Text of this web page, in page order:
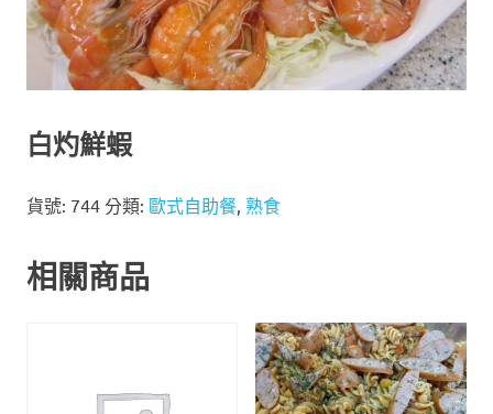
白灼鮮蝦
貨號: 744 分類: 歐式自助餐 熟食
相關商品